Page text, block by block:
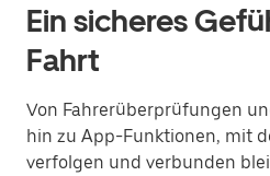
Ein sicheres
Fahrt
Von Fahrerüberprüfungen
hin zu App-Funktionen, mit
verfolgen und verbunden